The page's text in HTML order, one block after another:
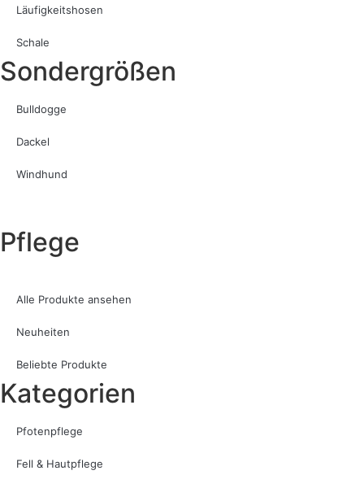
Läufigkeitshosen
Schale
Sondergrößen
Bulldogge
Dackel
Windhund
Pflege
Alle Produkte ansehen
Neuheiten
Beliebte Produkte
Kategorien
Pfotenpflege
Fell & Hautpflege